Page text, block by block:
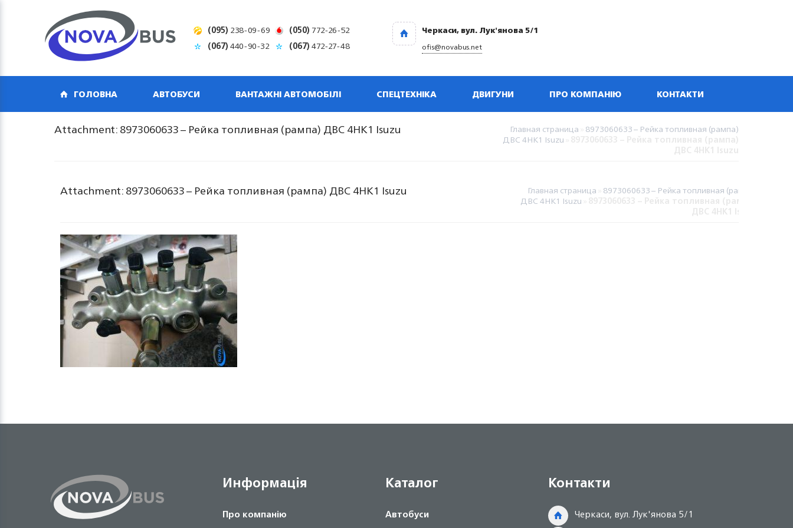
(095) 238-09-69 (050) 772-26-52
(067)440-90-32 (067)472-27-48
Черкаси, вул. Лук'янова 5/1
ofis@novabus.net
ГОЛОВНА АВТОБУСИ ВАНТАЖНІ АВТОМОБІЛІ СПЕЦТЕХНІКА ДВИГУНИ ПРО КОМПАНІЮ КОНТАКТИ
Attachment: 8973060633 – Рейка топливная (рампа) ДВС 4HK1 Isuzu Главная страница 8973060633 – Рейка топливная (рампа)
ДВС 4HK1 Isuzu
Attachment: 8973060633 – Рейка топливная (рампа) ДВС 4HK1 Isuzu Главная страница 8973060633 – Рейка топливная (рампа)
ДВС 4HK1 Isuzu
Информація
Про компанію
Каталог
Автобуси
Контакти
Черкаси, вул. Лук'янова 5/1